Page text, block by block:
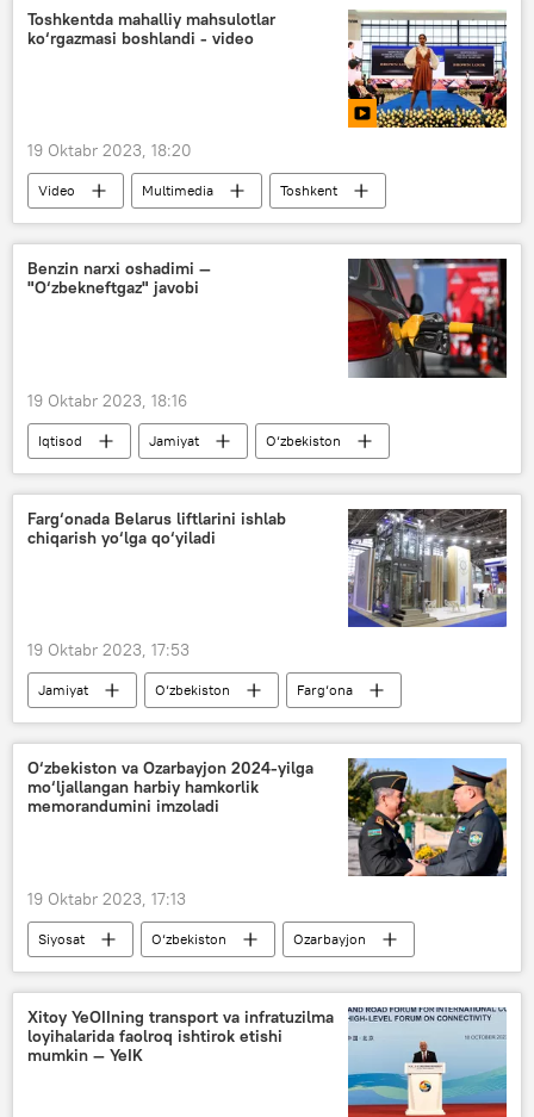
Toshkentda mahalliy mahsulotlar
ko‘rgazmasi boshlandi - video
19 Oktabr 2023, 18:20
Video Multimedia Toshkent
Benzin narxi oshadimi —
"O‘zbekneftgaz" javobi
19 Oktabr 2023, 18:16
Iqtisod Jamiyat
O‘zbekiston
benzin
benzin narxi
Farg‘onada Belarus liftlarini ishlab
chiqarish yo‘lga qo‘yiladi
19 Oktabr 2023, 17:53
Jamiyat O‘zbekiston
Farg‘ona
Belarus
lift qurilish
O‘zbekiston va Ozarbayjon 2024-yilga
mo‘ljallangan harbiy hamkorlik
memorandumini imzoladi
19 Oktabr 2023, 17:13
Siyosat O‘zbekiston
Ozarbayjon
harbiy hamkorlik
Xitoy YeOIIning transport va infratuzilma
loyihalarida faolroq ishtirok etishi
mumkin — YeIK